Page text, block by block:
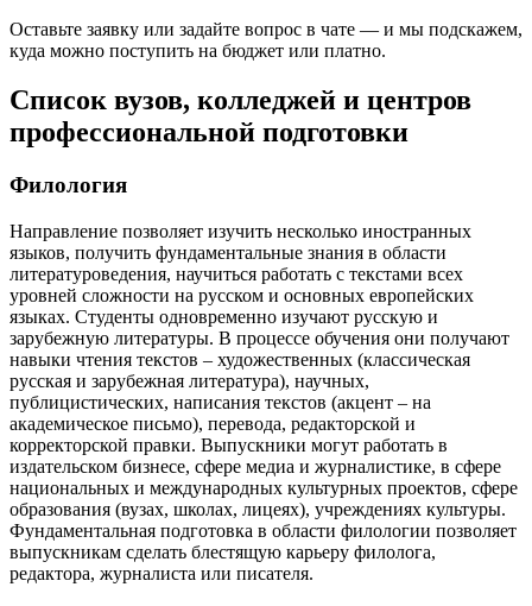
Оставьте заявку или задайте вопрос в чате — и мы подскажем,
куда можно поступить на бюджет или платно.
Список вузов, колледжей и центров
профессиональной подготовки
Филология
Направление позволяет изучить несколько иностранных
языков, получить фундаментальные знания в области
литературоведения, научиться работать с текстами всех
уровней сложности на русском и основных европейских
языках. Студенты одновременно изучают русскую и
зарубежную литературы. В процессе обучения они получают
навыки чтения текстов – художественных (классическая
русская и зарубежная литература), научных,
публицистических, написания текстов (акцент – на
академическое письмо), перевода, редакторской и
корректорской правки. Выпускники могут работать в
издательском бизнесе, сфере медиа и журналистике, в сфере
национальных и международных культурных проектов, сфере
образования (вузах, школах, лицеях), учреждениях культуры.
Фундаментальная подготовка в области филологии позволяет
выпускникам сделать блестящую карьеру филолога,
редактора, журналиста или писателя.